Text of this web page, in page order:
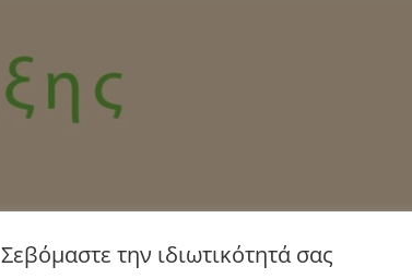
Σεβόμαστε την ιδιωτικότητά σας